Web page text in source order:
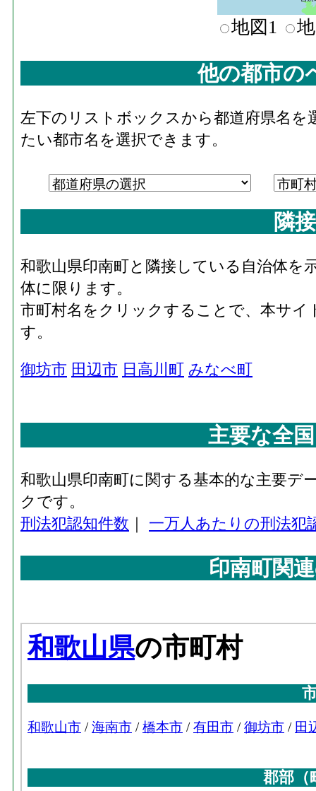
地図1
他の都市の
左下のリストボックスから都道府県名
たい都市名を選択できます。
隣
和歌山県印南町と隣接している自治体を
体に限ります。
市町村名をクリックすることで、本サ
す。
御坊市 田辺市 日高川町 みなべ町
主要な全
和歌山県印南町に関する基本的な主要デ
クです。
刑法犯認知件数 ｜ 一万人あたりの刑法犯
印南町関